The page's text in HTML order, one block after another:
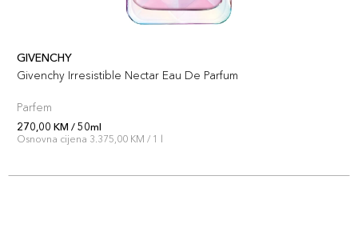
GIVENCHY
Givenchy Irresistible Nectar Eau De Parfum
Parfem
270,00 KM / 50ml
Osnovna cijena 3.375,00 KM / 1 l